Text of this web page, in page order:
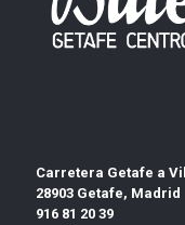
Carretera Getafe a
28903 Getafe, Madrid
916 81 20 39